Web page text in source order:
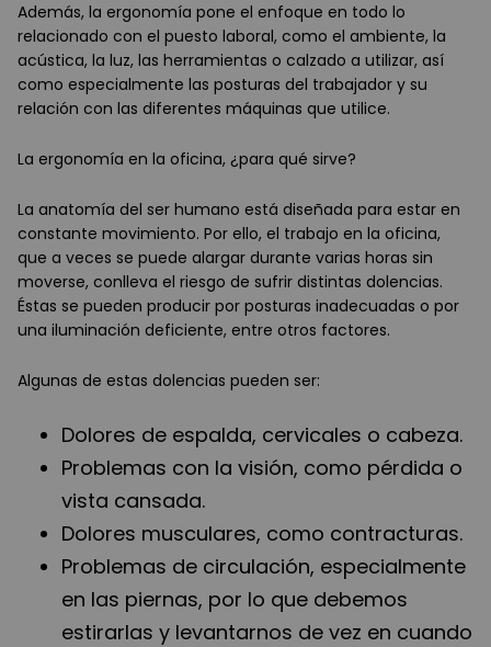
Además, la ergonomía pone el enfoque en todo lo
relacionado con el puesto laboral, como el ambiente, la
acústica, la luz, las herramientas o calzado a utilizar, así
como especialmente las posturas del trabajador y su
relación con las diferentes máquinas que utilice.
La ergonomía en la oficina, ¿para qué sirve?
La anatomía del ser humano está diseñada para estar en
constante movimiento. Por ello, el trabajo en la oficina,
que a veces se puede alargar durante varias horas sin
moverse, conlleva el riesgo de sufrir distintas dolencias.
Éstas se pueden producir por posturas inadecuadas o por
una iluminación deficiente, entre otros factores.
Algunas de estas dolencias pueden ser:
Dolores de espalda, cervicales o cabeza.
Problemas con la visión, como pérdida o
vista cansada.
Dolores musculares, como contracturas.
Problemas de circulación, especialmente
en las piernas, por lo que debemos
estirarlas y levantarnos de vez en cuando